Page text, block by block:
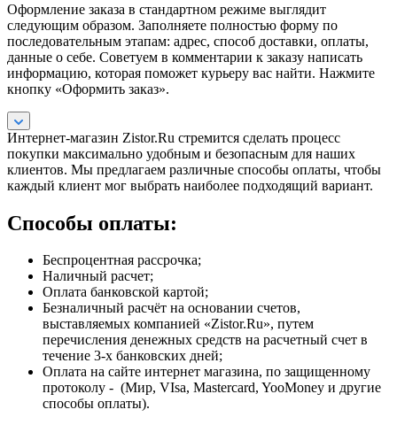
Оформление заказа в стандартном режиме выглядит
следующим образом. Заполняете полностью форму по
последовательным этапам: адрес, способ доставки, оплаты,
данные о себе. Советуем в комментарии к заказу написать
информацию, которая поможет курьеру вас найти. Нажмите
кнопку «Оформить заказ».
Интернет-магазин Zistor.Ru стремится сделать процесс
покупки максимально удобным и безопасным для наших
клиентов. Мы предлагаем различные способы оплаты, чтобы
каждый клиент мог выбрать наиболее подходящий вариант.
Способы оплаты:
Беспроцентная рассрочка;
Наличный расчет;
Оплата банковской картой;
Безналичный расчёт на основании счетов,
выставляемых компанией «Zistor.Ru», путем
перечисления денежных средств на расчетный счет в
течение 3-х банковских дней;
Оплата на сайте интернет магазина, по защищенному
протоколу - (Мир, VIsa, Mastercard, YooMoney и другие
способы оплаты).